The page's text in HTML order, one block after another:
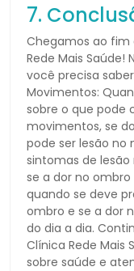
7.
Chegamos ao
Rede Mais
você precisa
Movimentos:
sobre o que pode
movimentos, se
pode ser lesão no
sintomas de
se a dor no
quando se deve
ombro e se a dor
do dia a dia.
Clínica Rede Mais
sobre saúde e